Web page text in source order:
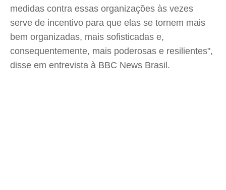
medidas contra essas organizações às vezes
serve de incentivo para que elas se tornem mais
bem organizadas, mais sofisticadas e,
consequentemente, mais poderosas e resilientes",
disse em entrevista à BBC News Brasil.